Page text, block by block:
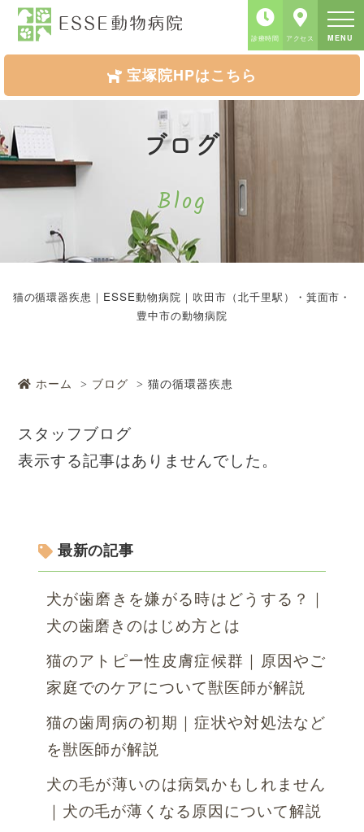
宝塚院HPはこちら
アクセス
診療時間 MENU
ブログ
Blog
猫の循環器疾患｜ESSE動物病院｜吹田市（北千里駅）・箕面市・
豊中市の動物病院
ホーム ブログ 猫の循環器疾患
スタッフブログ
表示する記事はありませんでした。
最新の記事
犬が歯磨きを嫌がる時はどうする？｜
犬の歯磨きのはじめ方とは
猫のアトピー性皮膚症候群｜原因やご
家庭でのケアについて獣医師が解説
猫の歯周病の初期｜症状や対処法など
を獣医師が解説
犬の毛が薄いのは病気かもしれません
｜犬の毛が薄くなる原因について解説